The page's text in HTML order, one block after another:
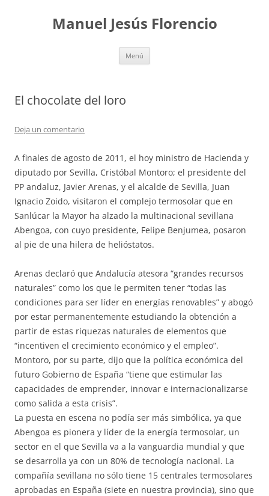
contenidoManuel Jesús Florencio
Menú
El chocolate del loro
Deja un comentario
A finales de agosto de 2011, el hoy ministro de Hacienda y
diputado por Sevilla, Cristóbal Montoro; el presidente del
PP andaluz, Javier Arenas, y el alcalde de Sevilla, Juan
Ignacio Zoido, visitaron el complejo termosolar que en
Sanlúcar la Mayor ha alzado la multinacional sevillana
Abengoa, con cuyo presidente, Felipe Benjumea, posaron
al pie de una hilera de helióstatos.
Arenas declaró que Andalucía atesora “grandes recursos
naturales” como los que le permiten tener “todas las
condiciones para ser líder en energías renovables” y abogó
por estar permanentemente estudiando la obtención a
partir de estas riquezas naturales de elementos que
“incentiven el crecimiento económico y el empleo”.
Montoro, por su parte, dijo que la política económica del
futuro Gobierno de España “tiene que estimular las
capacidades de emprender, innovar e internacionalizarse
como salida a esta crisis”.
La puesta en escena no podía ser más simbólica, ya que
Abengoa es pionera y líder de la energía termosolar, un
sector en el que Sevilla va a la vanguardia mundial y que
se desarrolla ya con un 80% de tecnología nacional. La
compañía sevillana no sólo tiene 15 centrales termosolares
aprobadas en España (siete en nuestra provincia), sino que